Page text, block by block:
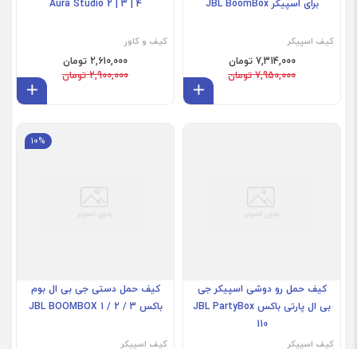
7,314,000 تومان
7,950,000 تومان
افزودن به سبد
Aura Studio 2 | 3 | 4
کیف و کاور
2,610,000 تومان
2,900,000 تومان
کیف حمل رو دوشی اسپیکر جی
بی ال پارتی باکس JBL PartyBox
110
کیف اسپیکر
10%
کیف حمل دستی جی بی ال بوم
باکس JBL BOOMBOX 1 / 2 / 3
کیف اسپیکر